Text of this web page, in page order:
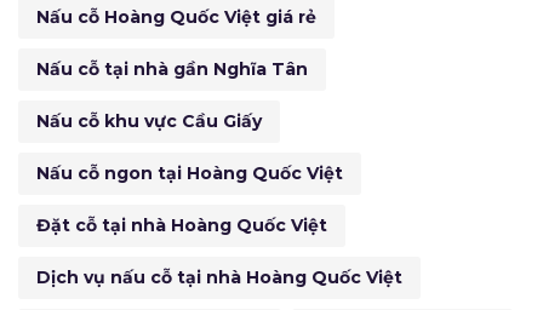
Nấu cỗ Hoàng Quốc Việt giá rẻ
Nấu cỗ tại nhà gần Nghĩa Tân
Nấu cỗ khu vực Cầu Giấy
Nấu cỗ ngon tại Hoàng Quốc Việt
Đặt cỗ tại nhà Hoàng Quốc Việt
Dịch vụ nấu cỗ tại nhà Hoàng Quốc Việt